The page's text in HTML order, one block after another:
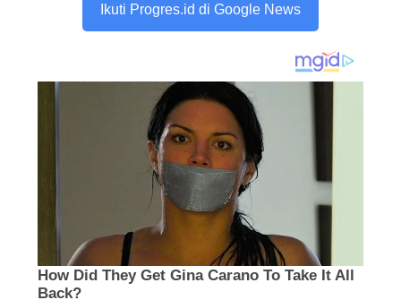
Ikuti Progres.id di Google News